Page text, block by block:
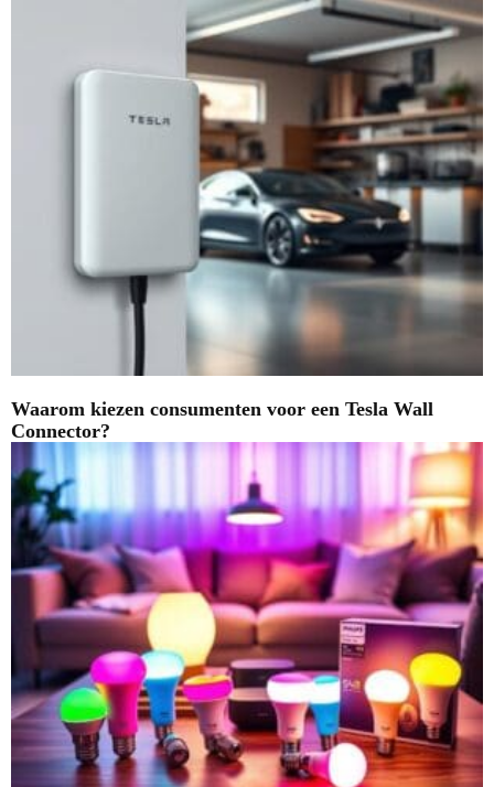
Waarom kiezen consumenten voor een Tesla Wall
Connector?